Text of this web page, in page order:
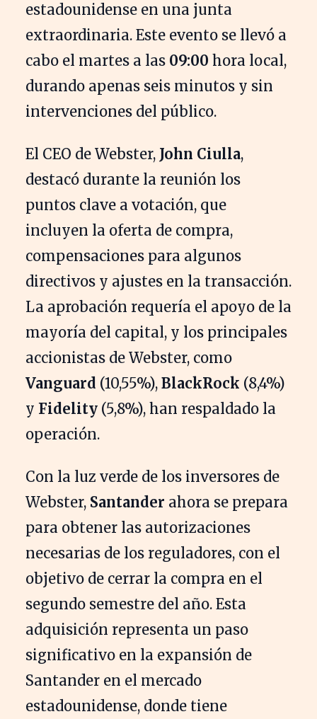
estadounidense en una junta
extraordinaria. Este evento se llevó a
cabo el martes a las 09:00 hora local,
durando apenas seis minutos y sin
intervenciones del público.
El CEO de Webster, John Ciulla,
destacó durante la reunión los
puntos clave a votación, que
incluyen la oferta de compra,
compensaciones para algunos
directivos y ajustes en la transacción.
La aprobación requería el apoyo de la
mayoría del capital, y los principales
accionistas de Webster, como
Vanguard (10,55%), BlackRock (8,4%)
y Fidelity (5,8%), han respaldado la
operación.
Con la luz verde de los inversores de
Webster, Santander ahora se prepara
para obtener las autorizaciones
necesarias de los reguladores, con el
objetivo de cerrar la compra en el
segundo semestre del año. Esta
adquisición representa un paso
significativo en la expansión de
Santander en el mercado
estadounidense, donde tiene